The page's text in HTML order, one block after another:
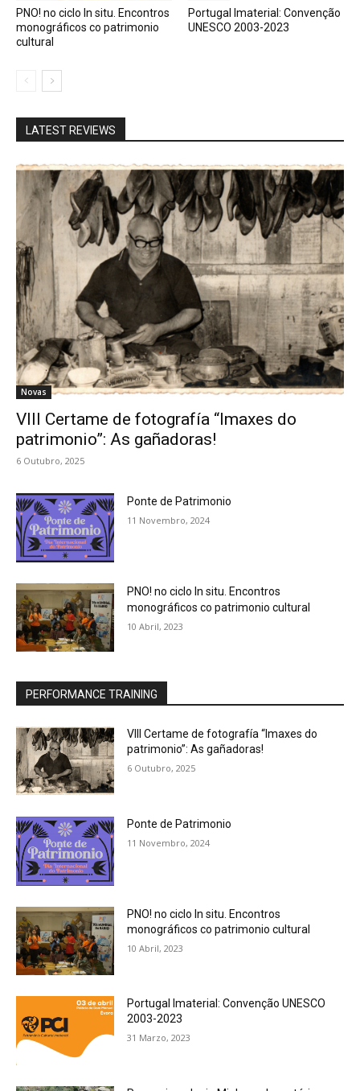
PNO! no ciclo In situ. Encontros
monográficos co patrimonio
cultural
Portugal Imaterial: Convenção
UNESCO 2003-2023
LATEST REVIEWS
Novas
VIII Certame de fotografía “Imaxes do
patrimonio”: As gañadoras!
6 Outubro, 2025
Ponte de Patrimonio
11 Novembro, 2024
PNO! no ciclo In situ. Encontros
monográficos co patrimonio cultural
10 Abril, 2023
PERFORMANCE TRAINING
VIII Certame de fotografía “Imaxes do
patrimonio”: As gañadoras!
6 Outubro, 2025
Ponte de Patrimonio
11 Novembro, 2024
PNO! no ciclo In situ. Encontros
monográficos co patrimonio cultural
10 Abril, 2023
Portugal Imaterial: Convenção UNESCO
2003-2023
31 Marzo, 2023